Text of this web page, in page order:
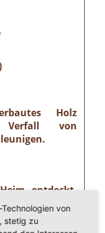
Holz
von
entdeckt,
Einige
Vorrats- und
ein nicht zu
von
stetig zu